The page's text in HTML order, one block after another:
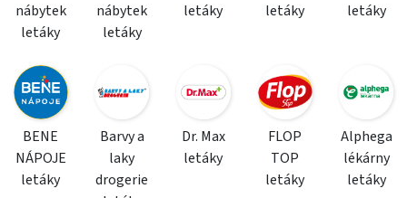
nábytek
letáky
nábytek
letáky
letáky
letáky
letáky
BENE
NÁPOJE
letáky
Barvy a
laky
drogerie
Dr. Max
letáky
FLOP
TOP
letáky
Alphega
lékárny
letáky